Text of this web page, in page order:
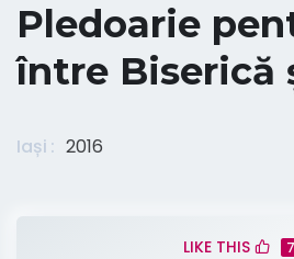
Pledoarie
între Biserică
Iași 2016
LIKE THIS